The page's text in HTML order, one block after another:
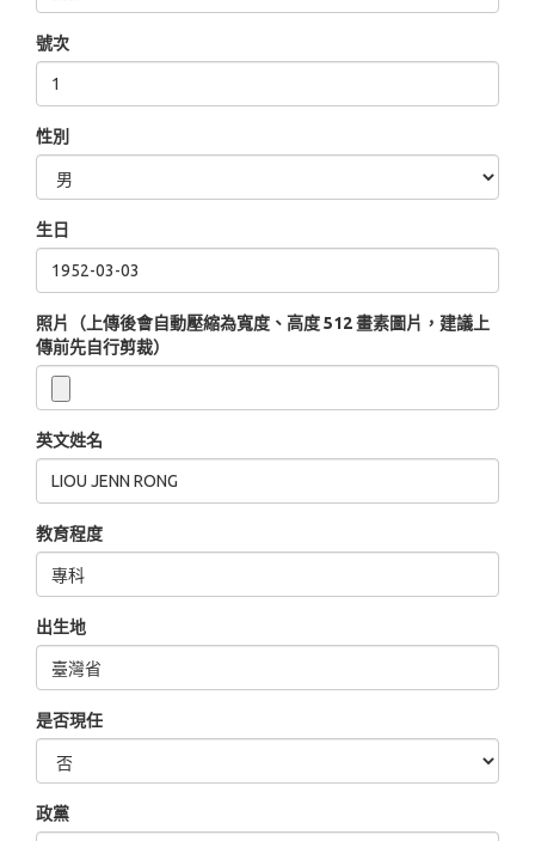
號次
性別
生日
照片（上傳後會自動壓縮為寬度、高度 512 畫素圖片，建議上
傳前先自行剪裁）
英文姓名
教育程度
出生地
是否現任
政黨